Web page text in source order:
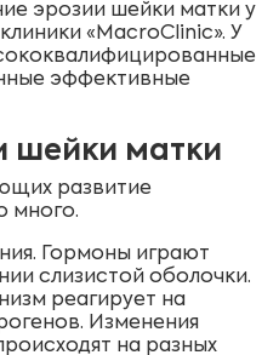
эрозии шейки матки у
«MacroClinic». У
эффективные
шейки матки
развитие
много.
Гормоны играют
слизистой оболочки.
реагирует на
Изменения
на разных